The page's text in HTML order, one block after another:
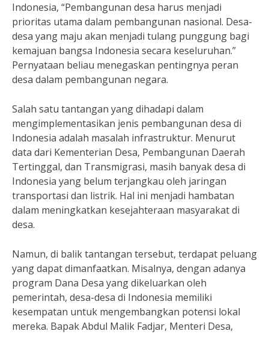
Indonesia, “Pembangunan desa harus menjadi
prioritas utama dalam pembangunan nasional. Desa-
desa yang maju akan menjadi tulang punggung bagi
kemajuan bangsa Indonesia secara keseluruhan.”
Pernyataan beliau menegaskan pentingnya peran
desa dalam pembangunan negara.
Salah satu tantangan yang dihadapi dalam
mengimplementasikan jenis pembangunan desa di
Indonesia adalah masalah infrastruktur. Menurut
data dari Kementerian Desa, Pembangunan Daerah
Tertinggal, dan Transmigrasi, masih banyak desa di
Indonesia yang belum terjangkau oleh jaringan
transportasi dan listrik. Hal ini menjadi hambatan
dalam meningkatkan kesejahteraan masyarakat di
desa.
Namun, di balik tantangan tersebut, terdapat peluang
yang dapat dimanfaatkan. Misalnya, dengan adanya
program Dana Desa yang dikeluarkan oleh
pemerintah, desa-desa di Indonesia memiliki
kesempatan untuk mengembangkan potensi lokal
mereka. Bapak Abdul Malik Fadjar, Menteri Desa,